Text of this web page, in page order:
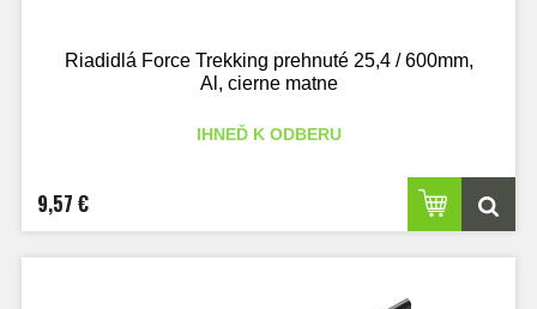
Riadidlá Force Trekking prehnuté 25,4 / 600mm,
Al, cierne matne
IHNEĎ K ODBERU
9,57 €